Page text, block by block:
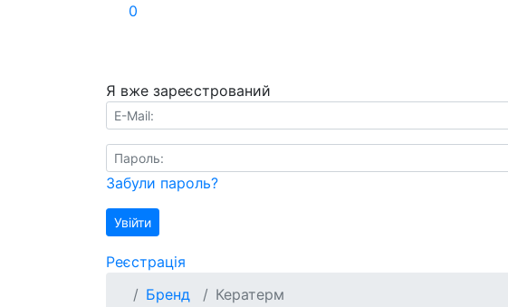
0
Я вже зареєстрований
E-Mail:
Пароль:
Забули пароль?
Увійти
Реєстрація
Бренд
Кератерм